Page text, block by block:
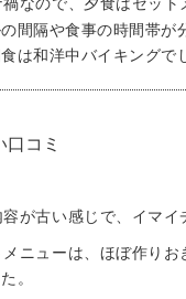
間隔や食事の時間帯が
は和洋中バイキングで
口コミ
が古い感じで、イマイ
メニューは、ほぼ作りお
。